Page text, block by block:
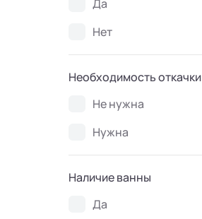
Да
Нет
Необходимость откачки
Не нужна
Нужна
Наличие ванны
Да